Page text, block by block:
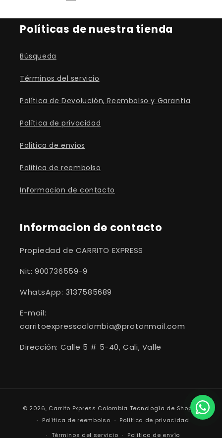
Políticas de nuestra tienda
Búsqueda
Términos del servicio
Política de Devolución, Reembolso y Garantía
Política de privacidad
Politica de envios
Politica de reembolso
Informacion de contacto
Informacion de contacto
Propiedad de CARRITO EXPRESS
Nit: 900736559-9
WhatsApp: 3137585689
E-mail:
carritoexpresscolombia@protonmail.com
Dirección: Calle 5 # 5-40, Cali, Valle
de
© 2026, Carrito Express Colombia Tecnología de Shopify
Política de reembolso
Política de privacidad
Términos del servicio
Política de envío